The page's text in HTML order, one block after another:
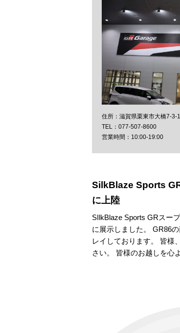
滋賀県栗東市大橋7-3-
077-507-8600
10:00-19:00
SilkBlaze Sports
に上陸
SIlkBlaze Sports GRスー
に展示しました。 GR86
レイしております。 皆様
さい。 皆様のお越しを心